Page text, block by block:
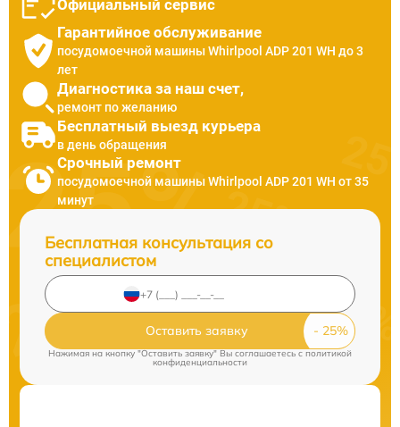
Официальный сервис
Гарантийное обслуживание
посудомоечной машины Whirlpool ADP 201 WH до 3
лет
Диагностика за наш счет,
ремонт по желанию
Бесплатный выезд курьера
в день обращения
Срочный ремонт
посудомоечной машины Whirlpool ADP 201 WH от 35
минут
Бесплатная консультация со
специалистом
Оставить заявку
Нажимая на кнопку "Оставить заявку" Вы соглашаетесь c политикой
конфиденциальности